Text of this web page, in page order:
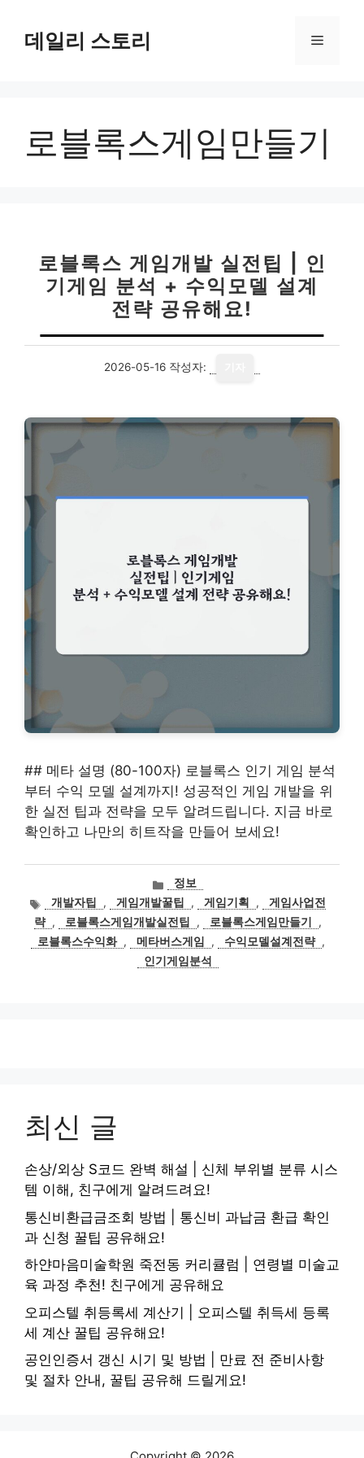
데일리 스토리 메
로블록스게임만들기
로블록스 게임개발 실전팁 | 인
기게임 분석 + 수익모델 설계
전략 공유해요!
2026-05-16 작성자:
## 메타 설명 (80-100자) 로블록스 인기 게임 분석
부터 수익 모델 설계까지! 성공적인 게임 개발을 위
한 실전 팁과 전략을 모두 알려드립니다. 지금 바로
확인하고 나만의 히트작을 만들어 보세요!
카
테
고
리
정보
태
그
개발자팁 , 게임개발꿀팁 , 게임기획 ,
게임사업전
략 , 로블록스게임개발실전팁 , 로블록스게임만들기
,
로블록스수익화 , 메타버스게임 , 수익모델설계전략 ,
인기게임분석
최신 글
손상/외상 S코드 완벽 해설 | 신체 부위별 분류 시스
템 이해, 친구에게 알려드려요!
통신비환급금조회 방법 | 통신비 과납금 환급 확인
과 신청 꿀팁 공유해요!
하얀마음미술학원 죽전동 커리큘럼 | 연령별 미술교
육 과정 추천! 친구에게 공유해요
오피스텔 취등록세 계산기 | 오피스텔 취득세 등록
세 계산 꿀팁 공유해요!
공인인증서 갱신 시기 및 방법 | 만료 전 준비사항
및 절차 안내, 꿀팁 공유해 드릴게요!